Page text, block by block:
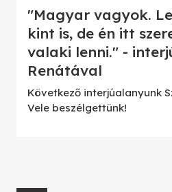
"Magyar vagyok.
kint is, de én itt
valaki lenni." -
Renátával
Következő interjúalanyunk
Vele beszélgettünk!